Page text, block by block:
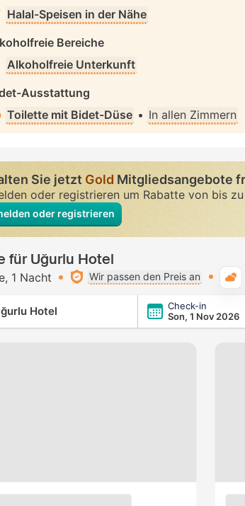
Halal-Speisen in der Nähe
Bereiche
Alkoholfreie Unterkunft
Ausstattung
Toilette mit Bidet-Düse • In allen Zimmern
Sie jetztGold Mitgliedsangebote
oder registrieren um Rabatte von bis zu
oder registrieren
für Uğurlu Hotel
1 Nacht Wir passen den Preis an
Hotel
Check-in
Son, 1 Nov 2026